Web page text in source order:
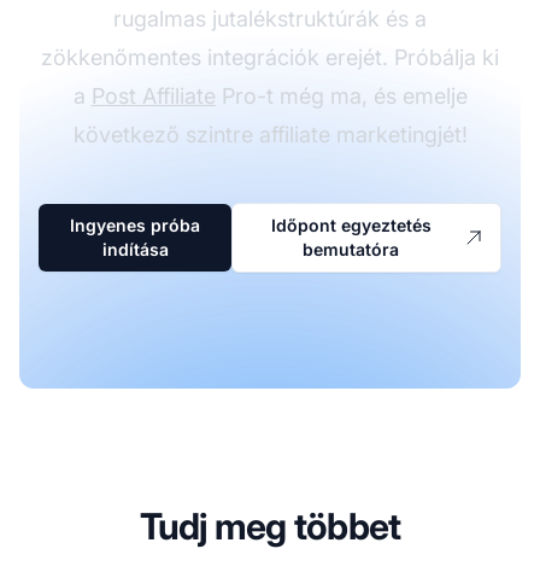
rugalmas jutalékstruktúrák és a
zökkenőmentes integrációk erejét. Próbálja ki
a Post Affiliate Pro-t még ma, és emelje
következő szintre affiliate marketingjét!
Ingyenes próba
indítása
Időpont egyeztetés
bemutatóra
Tudj meg többet